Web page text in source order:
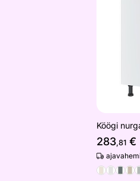
Köögi
283,81 €